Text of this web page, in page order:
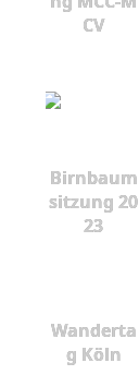
CV
Birnbaum
sitzung 20
23
Wanderta
g Köln